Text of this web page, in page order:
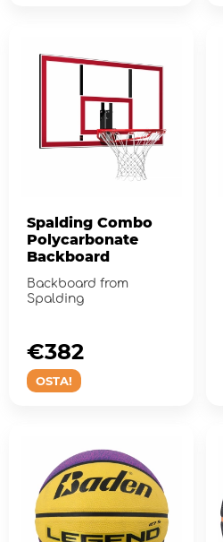
Spalding Combo
Polycarbonate
Backboard
Backboard from
Spalding
OSTA!
€382